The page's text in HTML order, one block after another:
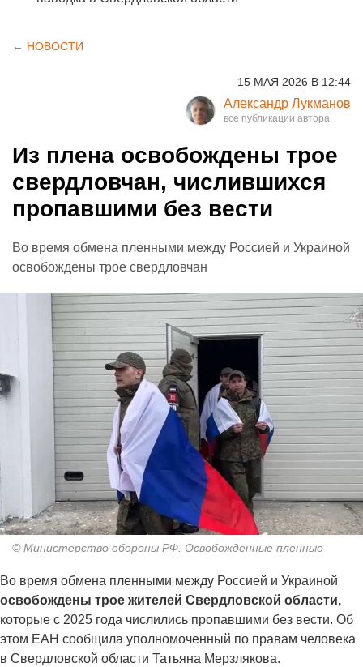
← НОВОСТИ
15 МАЯ 2026 В 12:44
Александр Лукманов
Из плена освобождены трое
свердловчан, числившихся
пропавшими без вести
Во время обмена пленными между Россией и Украиной
освобождены трое свердловчан
© Министерство обороны РФ. Освобожденные пленные
Во время обмена пленными между Россией и Украиной
освобождены трое жителей Свердловской области,
которые с 2025 года числились пропавшими без вести. Об
этом ЕАН сообщила уполномоченный по правам человека
в Свердловской области Татьяна Мерзлякова.